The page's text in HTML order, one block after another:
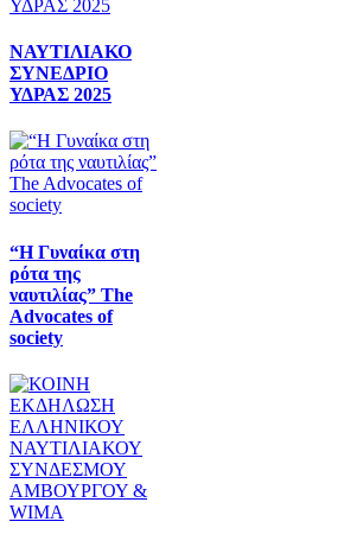
ΝΑΥΤΙΛΙΑΚΟ
ΣΥΝΕΔΡΙΟ
ΥΔΡΑΣ 2025
“Η Γυναίκα στη
ρότα της
ναυτιλίας” The
Advocates of
society